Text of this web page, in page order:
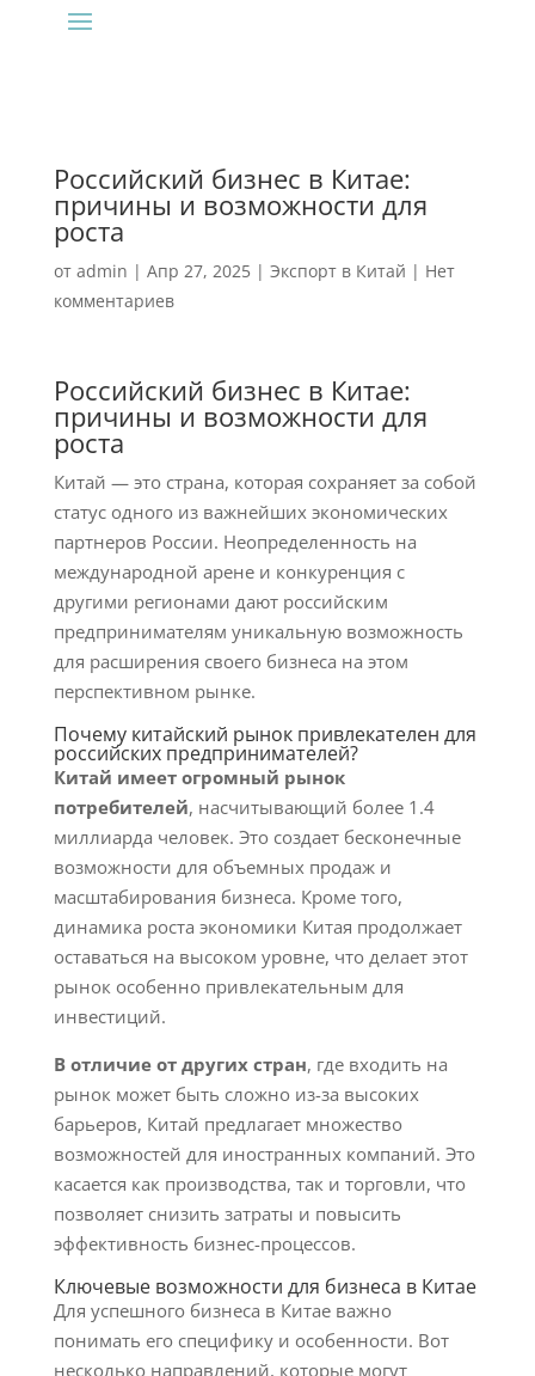
Российский бизнес в Китае:
причины и возможности для
роста
от admin | Апр 27, 2025| Экспорт в Китай | Нет
комментариев
Российский бизнес в Китае:
причины и возможности для
роста
Китай — это страна, которая сохраняет за собой
статус одного из важнейших экономических
партнеров России. Неопределенность на
международной арене и конкуренция с
другими регионами дают российским
предпринимателям уникальную возможность
для расширения своего бизнеса на этом
перспективном рынке.
Почему китайский рынок привлекателен для
российских предпринимателей?
Китай имеет огромный рынок
потребителей, насчитывающий более 1.4
миллиарда человек. Это создает бесконечные
возможности для объемных продаж и
масштабирования бизнеса. Кроме того,
динамика роста экономики Китая продолжает
оставаться на высоком уровне, что делает этот
рынок особенно привлекательным для
инвестиций.
В отличие от других стран, где входить на
рынок может быть сложно из-за высоких
барьеров, Китай предлагает множество
возможностей для иностранных компаний. Это
касается как производства, так и торговли, что
позволяет снизить затраты и повысить
эффективность бизнес-процессов.
Ключевые возможности для бизнеса в Китае
Для успешного бизнеса в Китае важно
понимать его специфику и особенности. Вот
несколько направлений, которые могут